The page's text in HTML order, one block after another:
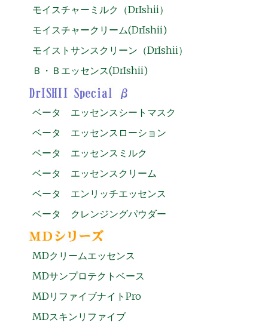
モイスチャーミルク（DrIshii）
モイスチャークリーム(DrIshii)
モイストサンスクリーン（DrIshii）
Ｂ・Ｂエッセンス(DrIshii)
ベータ エッセンスシートマスク
ベータ エッセンスローション
ベータ エッセンスミルク
ベータ エッセンスクリーム
ベータ エンリッチエッセンス
ベータ クレンジングパウダー
MDクリームエッセンス
MDサンプロテクトベース
MDリファイブナイトPro
MDスキンリファイブ